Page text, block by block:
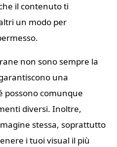
il contenuto ti
un modo per
non sono sempre la
una
possono comunque
diversi. Inoltre,
stessa, soprattutto
i tuoi visual il più